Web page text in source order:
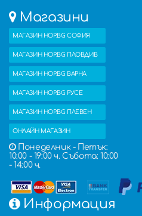
Магазини
МАГАЗИН HOP.BG СОФИЯ
МАГАЗИН HOP.BG ПЛОВДИВ
МАГАЗИН HOP.BG ВАРНА
МАГАЗИН HOP.BG РУСЕ
МАГАЗИН HOP.BG ПЛЕВЕН
ОНЛАЙН МАГАЗИН
Понеделник - Петък:
10:00 - 19:00 ч. Събота: 10:00
- 14:00 ч.
Информация